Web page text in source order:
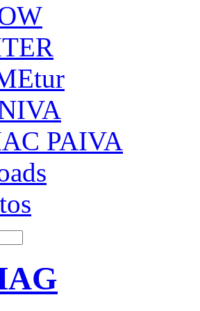
PAIVA